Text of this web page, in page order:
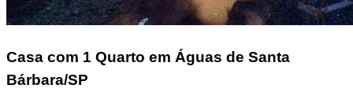
Casa com 1 Quarto em Águas de Santa
Bárbara/SP